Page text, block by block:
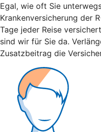
Egal, wie oft Sie
Krankenversicherung der
Tage jeder Reise
sind wir für Sie da.
Zusatzbeitrag die